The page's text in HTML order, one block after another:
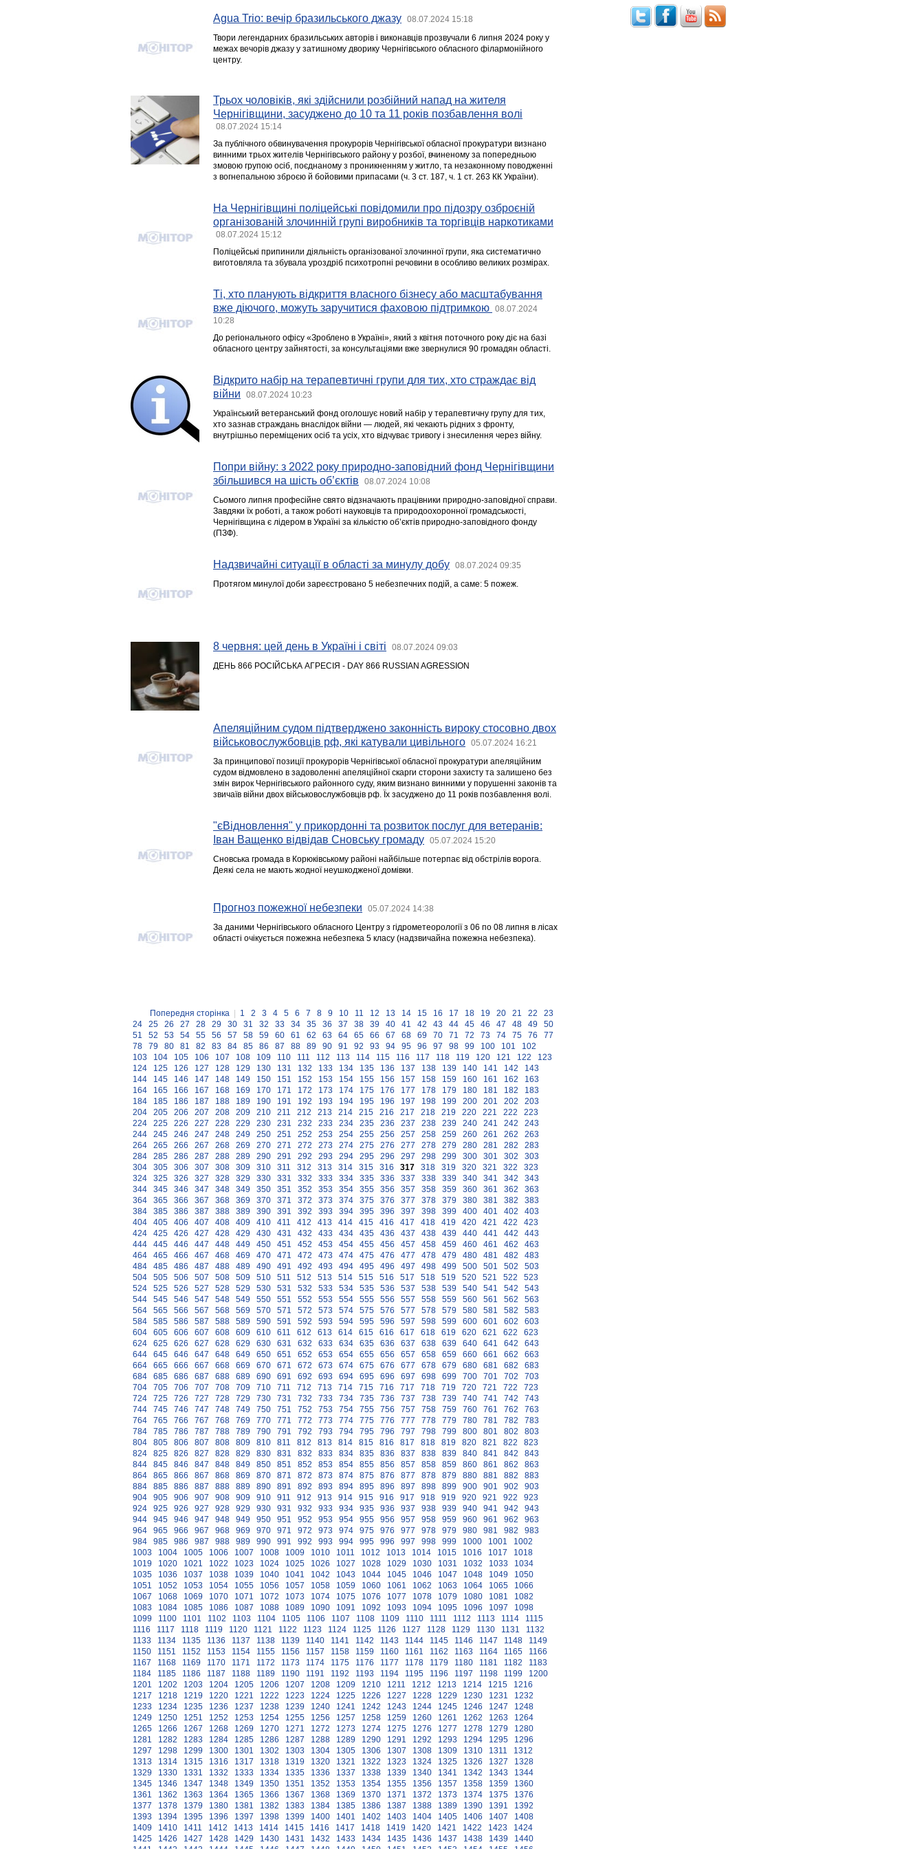
Água Trio: вечір бразильського джазу 08.07.2024 15:18
Твори легендарних бразильських авторів і виконавців прозвучали 6 липня 2024 року у
межах вечорів джазу у затишному дворику Чернігівського обласного філармонійного
центру.
Трьох чоловіків, які здійснили розбійний напад на жителя
Чернігівщини, засуджено до 10 та 11 років позбавлення волі
08.07.2024 15:14
За публічного обвинувачення прокурорів Чернігівської обласної прокуратури визнано
винними трьох жителів Чернігівського району у розбої, вчиненому за попередньою
змовою групою осіб, поєднаному з проникненням у житло, та незаконному поводженні
з вогнепальною зброєю й бойовими припасами (ч. 3 ст. 187, ч. 1 ст. 263 КК України).
На Чернігівщині поліцейські повідомили про підозру озброєній
організованій злочинній групі виробників та торгівців наркотиками
08.07.2024 15:12
Поліцейські припинили діяльність організованої злочинної групи, яка систематично
виготовляла та збувала уроздріб психотропні речовини в особливо великих розмірах.
Ті, хто планують відкриття власного бізнесу або масштабування
вже діючого, можуть заручитися фаховою підтримкою
08.07.2024
10:28
До регіонального офісу «Зроблено в Україні», який з квітня поточного року діє на базі
обласного центру зайнятості, за консультаціями вже звернулися 90 громадян області.
Відкрито набір на терапевтичні групи для тих, хто страждає від
війни
08.07.2024 10:23
Український ветеранський фонд оголошує новий набір у терапевтичну групу для тих,
хто зазнав страждань внаслідок війни — людей, які чекають рідних з фронту,
внутрішньо переміщених осіб та усіх, хто відчуває тривогу і знесилення через війну.
Попри війну: з 2022 року природно-заповідний фонд Чернігівщини
збільшився на шість об’єктів
08.07.2024 10:08
Сьомого липня професійне свято відзначають працівники природно-заповідної справи.
Завдяки їх роботі, а також роботі науковців та природоохоронної громадськості,
Чернігівщина є лідером в Україні за кількістю об’єктів природно-заповідного фонду
(ПЗФ).
Надзвичайні ситуації в області за минулу добу 08.07.2024 09:35
Протягом минулої доби зареєстровано 5 небезпечних подій, а саме: 5 пожеж.
8 червня: цей день в Україні і світі 08.07.2024 09:03
ДЕНЬ 866 РОСІЙСЬКА АГРЕСІЯ - DAY 866 RUSSIAN AGRESSION
Апеляційним судом підтверджено законність вироку стосовно двох
військовослужбовців рф, які катували цивільного
05.07.2024 16:21
За принципової позиції прокурорів Чернігівської обласної прокуратури апеляційним
судом відмовлено в задоволенні апеляційної скарги сторони захисту та залишено без
змін вирок Чернігівського районного суду, яким визнано винними у порушенні законів та
звичаїв війни двох військовослужбовців рф. Їх засуджено до 11 років позбавлення волі.
"єВідновлення" у прикордонні та розвиток послуг для ветеранів:
Іван Ващенко відвідав Сновську громаду
05.07.2024 15:20
Сновська громада в Корюківському районі найбільше потерпає від обстрілів ворога.
Деякі села не мають жодної неушкодженої домівки.
Прогноз пожежної небезпеки 05.07.2024 14:38
За даними Чернігівського обласного Центру з гідрометеорології з 06 по 08 липня в лісах
області очікується пожежна небезпека 5 класу (надзвичайна пожежна небезпека).
Попередня сторінка 1 2 3 4 5 6 7 8 9 10 11 12 13 14 15 16 17 18 19 20 21 22
23
24
25 26 27 28 29 30 31 32 33 34 35 36 37 38 39 40 41 42 43 44 45 46 47 48 49
50
51
52 53 54 55 56 57 58 59 60 61 62 63 64 65 66 67 68 69 70 71 72 73 74 75 76
77
78
79 80 81 82 83 84 85 86 87 88 89 90 91 92 93 94 95 96 97 98 99 100 101
102
103
104 105 106 107 108 109 110 111 112 113 114 115 116 117 118 119 120 121 122
123
124
125 126 127 128 129 130 131 132 133 134 135 136 137 138 139 140 141 142
143
144
145 146 147 148 149 150 151 152 153 154 155 156 157 158 159 160 161 162
163
164
165 166 167 168 169 170 171 172 173 174 175 176 177 178 179 180 181 182
183
184
185 186 187 188 189 190 191 192 193 194 195 196 197 198 199 200 201 202
203
204
205 206 207 208 209 210 211 212 213 214 215 216 217 218 219 220 221 222
223
224
225 226 227 228 229 230 231 232 233 234 235 236 237 238 239 240 241 242
243
244
245 246 247 248 249 250 251 252 253 254 255 256 257 258 259 260 261 262
263
264
265 266 267 268 269 270 271 272 273 274 275 276 277 278 279 280 281 282
283
284
285 286 287 288 289 290 291 292 293 294 295 296 297 298 299 300 301 302
303
304
305 306 307 308 309 310 311 312 313 314 315 316 317 318 319 320 321 322
323
324
325 326 327 328 329 330 331 332 333 334 335 336 337 338 339 340 341 342
343
344
345 346 347 348 349 350 351 352 353 354 355 356 357 358 359 360 361 362
363
364
365 366 367 368 369 370 371 372 373 374 375 376 377 378 379 380 381 382
383
384
385 386 387 388 389 390 391 392 393 394 395 396 397 398 399 400 401 402
403
404
405 406 407 408 409 410 411 412 413 414 415 416 417 418 419 420 421 422
423
424
425 426 427 428 429 430 431 432 433 434 435 436 437 438 439 440 441 442
443
444
445 446 447 448 449 450 451 452 453 454 455 456 457 458 459 460 461 462
463
464
465 466 467 468 469 470 471 472 473 474 475 476 477 478 479 480 481 482
483
484
485 486 487 488 489 490 491 492 493 494 495 496 497 498 499 500 501 502
503
504
505 506 507 508 509 510 511 512 513 514 515 516 517 518 519 520 521 522
523
524
525 526 527 528 529 530 531 532 533 534 535 536 537 538 539 540 541 542
543
544
545 546 547 548 549 550 551 552 553 554 555 556 557 558 559 560 561 562
563
564
565 566 567 568 569 570 571 572 573 574 575 576 577 578 579 580 581 582
583
584
585 586 587 588 589 590 591 592 593 594 595 596 597 598 599 600 601 602
603
604
605 606 607 608 609 610 611 612 613 614 615 616 617 618 619 620 621 622
623
624
625 626 627 628 629 630 631 632 633 634 635 636 637 638 639 640 641 642
643
644
645 646 647 648 649 650 651 652 653 654 655 656 657 658 659 660 661 662
663
664
665 666 667 668 669 670 671 672 673 674 675 676 677 678 679 680 681 682
683
684
685 686 687 688 689 690 691 692 693 694 695 696 697 698 699 700 701 702
703
704
705 706 707 708 709 710 711 712 713 714 715 716 717 718 719 720 721 722
723
724
725 726 727 728 729 730 731 732 733 734 735 736 737 738 739 740 741 742
743
744
745 746 747 748 749 750 751 752 753 754 755 756 757 758 759 760 761 762
763
764
765 766 767 768 769 770 771 772 773 774 775 776 777 778 779 780 781 782
783
784
785 786 787 788 789 790 791 792 793 794 795 796 797 798 799 800 801 802
803
804
805 806 807 808 809 810 811 812 813 814 815 816 817 818 819 820 821 822
823
824
825 826 827 828 829 830 831 832 833 834 835 836 837 838 839 840 841 842
843
844
845 846 847 848 849 850 851 852 853 854 855 856 857 858 859 860 861 862
863
864
865 866 867 868 869 870 871 872 873 874 875 876 877 878 879 880 881 882
883
884
885 886 887 888 889 890 891 892 893 894 895 896 897 898 899 900 901 902
903
904
905 906 907 908 909 910 911 912 913 914 915 916 917 918 919 920 921 922
923
924
925 926 927 928 929 930 931 932 933 934 935 936 937 938 939 940 941 942
943
944
945 946 947 948 949 950 951 952 953 954 955 956 957 958 959 960 961 962
963
964
965 966 967 968 969 970 971 972 973 974 975 976 977 978 979 980 981 982
983
984
985 986 987 988 989 990 991 992 993 994 995 996 997 998 999 1000 1001
1002
1003
1004 1005 1006 1007 1008 1009 1010 1011 1012 1013 1014 1015 1016 1017
1018
1019
1020 1021 1022 1023 1024 1025 1026 1027 1028 1029 1030 1031 1032 1033
1034
1035
1036 1037 1038 1039 1040 1041 1042 1043 1044 1045 1046 1047 1048 1049
1050
1051
1052 1053 1054 1055 1056 1057 1058 1059 1060 1061 1062 1063 1064 1065
1066
1067
1068 1069 1070 1071 1072 1073 1074 1075 1076 1077 1078 1079 1080 1081
1082
1083
1084 1085 1086 1087 1088 1089 1090 1091 1092 1093 1094 1095 1096 1097
1098
1099
1100 1101 1102 1103 1104 1105 1106 1107 1108 1109 1110 1111 1112 1113 1114
1115
1116
1117 1118 1119 1120 1121 1122 1123 1124 1125 1126 1127 1128 1129 1130 1131
1132
1133
1134 1135 1136 1137 1138 1139 1140 1141 1142 1143 1144 1145 1146 1147 1148
1149
1150
1151 1152 1153 1154 1155 1156 1157 1158 1159 1160 1161 1162 1163 1164 1165
1166
1167
1168 1169 1170 1171 1172 1173 1174 1175 1176 1177 1178 1179 1180 1181 1182
1183
1184
1185 1186 1187 1188 1189 1190 1191 1192 1193 1194 1195 1196 1197 1198 1199
1200
1201
1202 1203 1204 1205 1206 1207 1208 1209 1210 1211 1212 1213 1214 1215
1216
1217
1218 1219 1220 1221 1222 1223 1224 1225 1226 1227 1228 1229 1230 1231
1232
1233
1234 1235 1236 1237 1238 1239 1240 1241 1242 1243 1244 1245 1246 1247
1248
1249
1250 1251 1252 1253 1254 1255 1256 1257 1258 1259 1260 1261 1262 1263
1264
1265
1266 1267 1268 1269 1270 1271 1272 1273 1274 1275 1276 1277 1278 1279
1280
1281
1282 1283 1284 1285 1286 1287 1288 1289 1290 1291 1292 1293 1294 1295
1296
1297
1298 1299 1300 1301 1302 1303 1304 1305 1306 1307 1308 1309 1310 1311
1312
1313
1314 1315 1316 1317 1318 1319 1320 1321 1322 1323 1324 1325 1326 1327
1328
1329
1330 1331 1332 1333 1334 1335 1336 1337 1338 1339 1340 1341 1342 1343
1344
1345
1346 1347 1348 1349 1350 1351 1352 1353 1354 1355 1356 1357 1358 1359
1360
1361
1362 1363 1364 1365 1366 1367 1368 1369 1370 1371 1372 1373 1374 1375
1376
1377
1378 1379 1380 1381 1382 1383 1384 1385 1386 1387 1388 1389 1390 1391
1392
1393
1394 1395 1396 1397 1398 1399 1400 1401 1402 1403 1404 1405 1406 1407
1408
1409
1410 1411 1412 1413 1414 1415 1416 1417 1418 1419 1420 1421 1422 1423
1424
1425
1426 1427 1428 1429 1430 1431 1432 1433 1434 1435 1436 1437 1438 1439
1440